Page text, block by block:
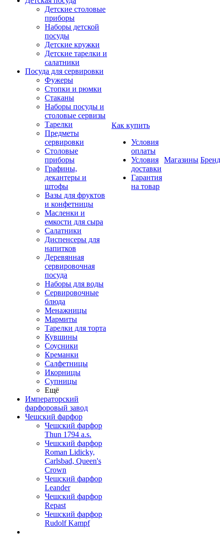
Детские столовые
приборы
Наборы детской
посуды
Детские кружки
Детские тарелки и
салатники
Посуда для сервировки
Фужеры
Стопки и рюмки
Стаканы
Наборы посуды и
столовые сервизы
Тарелки
Предметы
сервировки
Столовые
приборы
Графины,
декантеры и
штофы
Вазы для фруктов
и конфетницы
Масленки и
емкости для сыра
Салатники
Диспенсеры для
напитков
Деревянная
сервировочная
посуда
Наборы для воды
Сервировочные
блюда
Менажницы
Мармиты
Тарелки для торта
Кувшины
Соусники
Креманки
Салфетницы
Икорницы
Супницы
Ещё
Императорский
фарфоровый завод
Чешский фарфор
Чешский фарфор
Thun 1794 a.s.
Чешский фарфор
Roman Lidicky,
Carlsbad, Queen's
Crown
Чешский фарфор
Leander
Чешский фарфор
Repast
Чешский фарфор
Rudolf Kampf
Как купить
Условия
оплаты
Условия
доставки
Гарантия
на товар
Магазины